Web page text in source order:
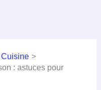
Cuisine
: astuces pour